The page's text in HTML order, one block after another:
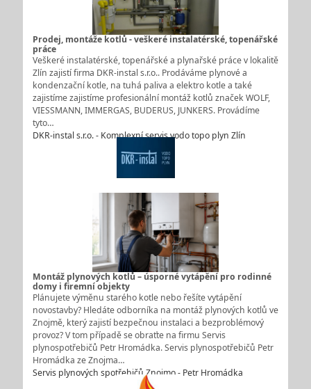
Prodej, montáže kotlů - veškeré instalatérské, topenářské
práce
Veškeré instalatérské, topenářské a plynařské práce v lokalitě
Zlín zajistí firma DKR-instal s.r.o.. Prodáváme plynové a
kondenzační kotle, na tuhá paliva a elektro kotle a také
zajistíme zajistíme profesionální montáž kotlů značek WOLF,
VIESSMANN, IMMERGAS, BUDERUS, JUNKERS. Provádíme
tyto…
DKR-instal s.r.o. - Komplexní servis vodo topo plyn Zlín
Montáž plynových kotlů – úsporné vytápění pro rodinné
domy i firemní objekty
Plánujete výměnu starého kotle nebo řešíte vytápění
novostavby? Hledáte odborníka na montáž plynových kotlů ve
Znojmě, který zajistí bezpečnou instalaci a bezproblémový
provoz? V tom případě se obraťte na firmu Servis
plynospotřebičů Petr Hromádka. Servis plynospotřebičů Petr
Hromádka ze Znojma…
Servis plynových spotřebičů Znojmo - Petr Hromádka